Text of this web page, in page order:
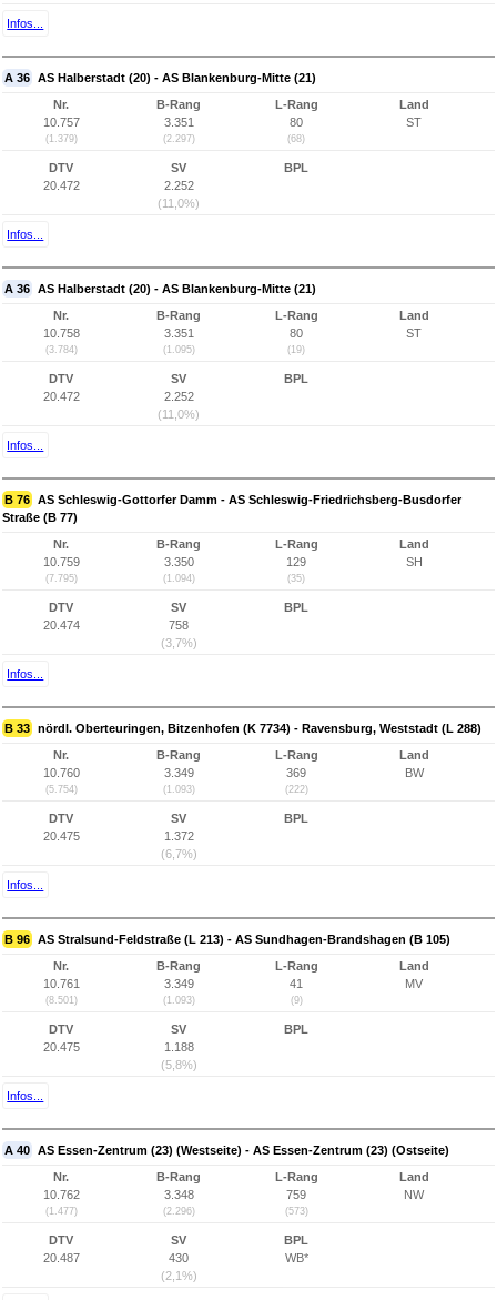
Infos...
A 36 AS Halberstadt (20) - AS Blankenburg-Mitte (21)
Nr.
10.757
(1.379)
B-Rang
3.351
(2.297)
L-Rang
80
(68)
Land
ST
DTV
20.472
SV
2.252
(11,0%)
BPL
Infos...
A 36 AS Halberstadt (20) - AS Blankenburg-Mitte (21)
Nr.
10.758
(3.784)
B-Rang
3.351
(1.095)
L-Rang
80
(19)
Land
ST
DTV
20.472
SV
2.252
(11,0%)
BPL
Infos...
B 76 AS Schleswig-Gottorfer Damm - AS Schleswig-Friedrichsberg-Busdorfer
Straße (B 77)
Nr.
10.759
(7.795)
B-Rang
3.350
(1.094)
L-Rang
129
(35)
Land
SH
DTV
20.474
SV
758
(3,7%)
BPL
Infos...
B 33 nördl. Oberteuringen, Bitzenhofen (K 7734) - Ravensburg, Weststadt (L 288)
Nr.
10.760
(5.754)
B-Rang
3.349
(1.093)
L-Rang
369
(222)
Land
BW
DTV
20.475
SV
1.372
(6,7%)
BPL
Infos...
B 96 AS Stralsund-Feldstraße (L 213) - AS Sundhagen-Brandshagen (B 105)
Nr.
10.761
(8.501)
B-Rang
3.349
(1.093)
L-Rang
41
(9)
Land
MV
DTV
20.475
SV
1.188
(5,8%)
BPL
Infos...
A 40 AS Essen-Zentrum (23) (Westseite) - AS Essen-Zentrum (23) (Ostseite)
Nr.
10.762
(1.477)
B-Rang
3.348
(2.296)
L-Rang
759
(573)
Land
NW
DTV
20.487
SV
430
(2,1%)
BPL
WB*